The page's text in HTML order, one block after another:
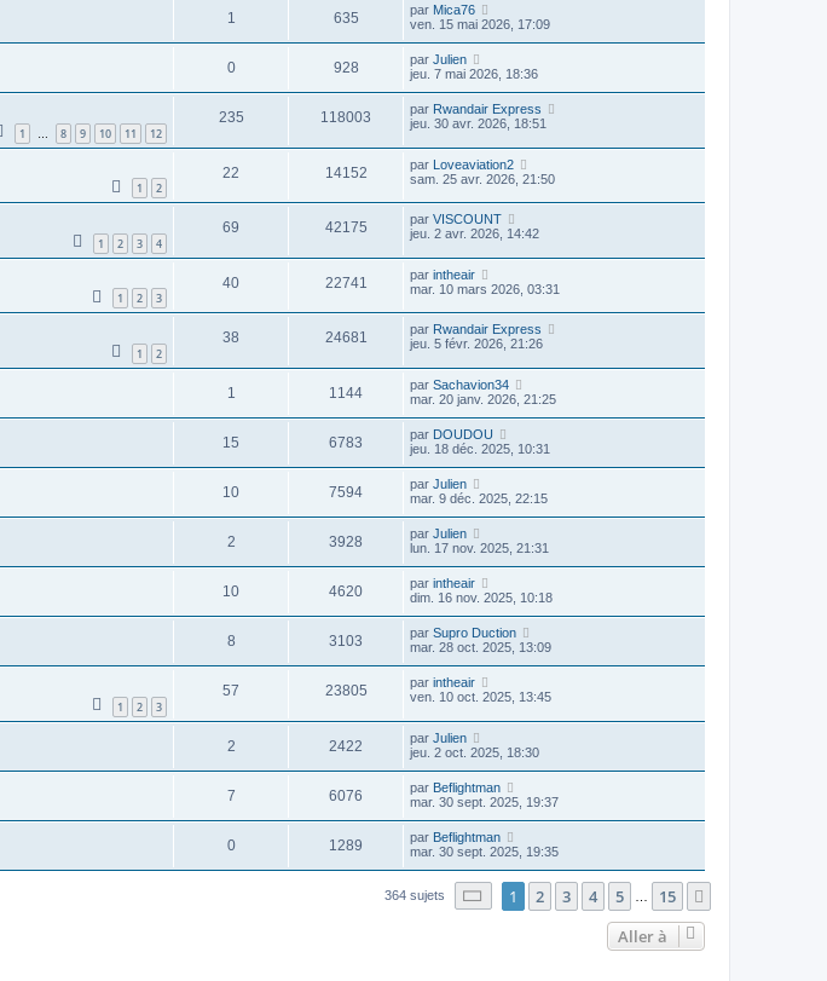
1 635 par Mica76
ven. 15 mai 2026, 17:09
0 928 par Julien
jeu. 7 mai 2026, 18:36
1 … 8 9 10 11 12
235 118003 par Rwandair Express
jeu. 30 avr. 2026, 18:51
1 2
22 14152 par Loveaviation2
sam. 25 avr. 2026, 21:50
1 2 3 4
69 42175 par VISCOUNT
jeu. 2 avr. 2026, 14:42
1 2 3
40 22741 par intheair
mar. 10 mars 2026, 03:31
1 2
38 24681 par Rwandair Express
jeu. 5 févr. 2026, 21:26
1 1144 par Sachavion34
mar. 20 janv. 2026, 21:25
15 6783 par DOUDOU
jeu. 18 déc. 2025, 10:31
10 7594 par Julien
mar. 9 déc. 2025, 22:15
2 3928 par Julien
lun. 17 nov. 2025, 21:31
10 4620 par intheair
dim. 16 nov. 2025, 10:18
8 3103 par Supro Duction
mar. 28 oct. 2025, 13:09
1 2 3
57 23805 par intheair
ven. 10 oct. 2025, 13:45
2 2422 par Julien
jeu. 2 oct. 2025, 18:30
7 6076 par Beflightman
mar. 30 sept. 2025, 19:37
0 1289 par Beflightman
mar. 30 sept. 2025, 19:35
364 sujets Page sur15
1 2 3 4 5 15
Aller à